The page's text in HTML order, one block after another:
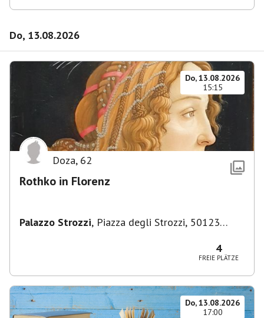
Do, 13.08.2026
Do, 13.08.2026
15:15
Doza, 62
Rothko in Florenz
Palazzo Strozzi, Piazza degli Strozzi, 50123
4
FREIE PLÄTZE
Do, 13.08.2026
17:00